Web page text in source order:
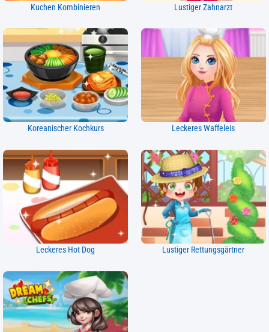
Kuchen Kombinieren Lustiger Zahnarzt
Koreanischer Kochkurs Leckeres Waffeleis
Leckeres Hot Dog Lustiger Rettungsgärtner